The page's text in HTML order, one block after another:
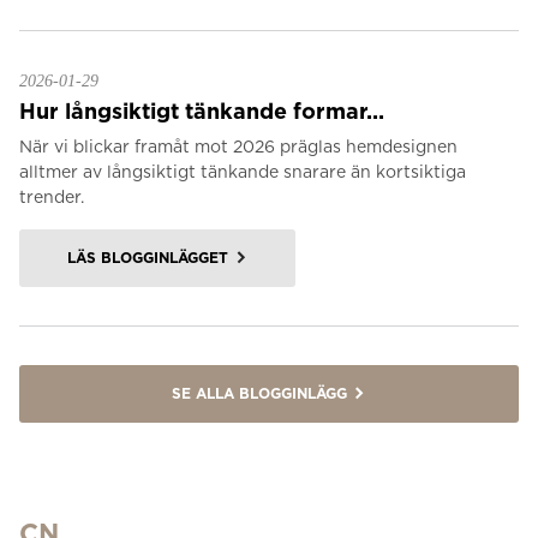
2026-01-29
Hur långsiktigt tänkande formar...
När vi blickar framåt mot 2026 präglas hemdesignen
alltmer av långsiktigt tänkande snarare än kortsiktiga
trender.
LÄS BLOGGINLÄGGET
SE ALLA BLOGGINLÄGG